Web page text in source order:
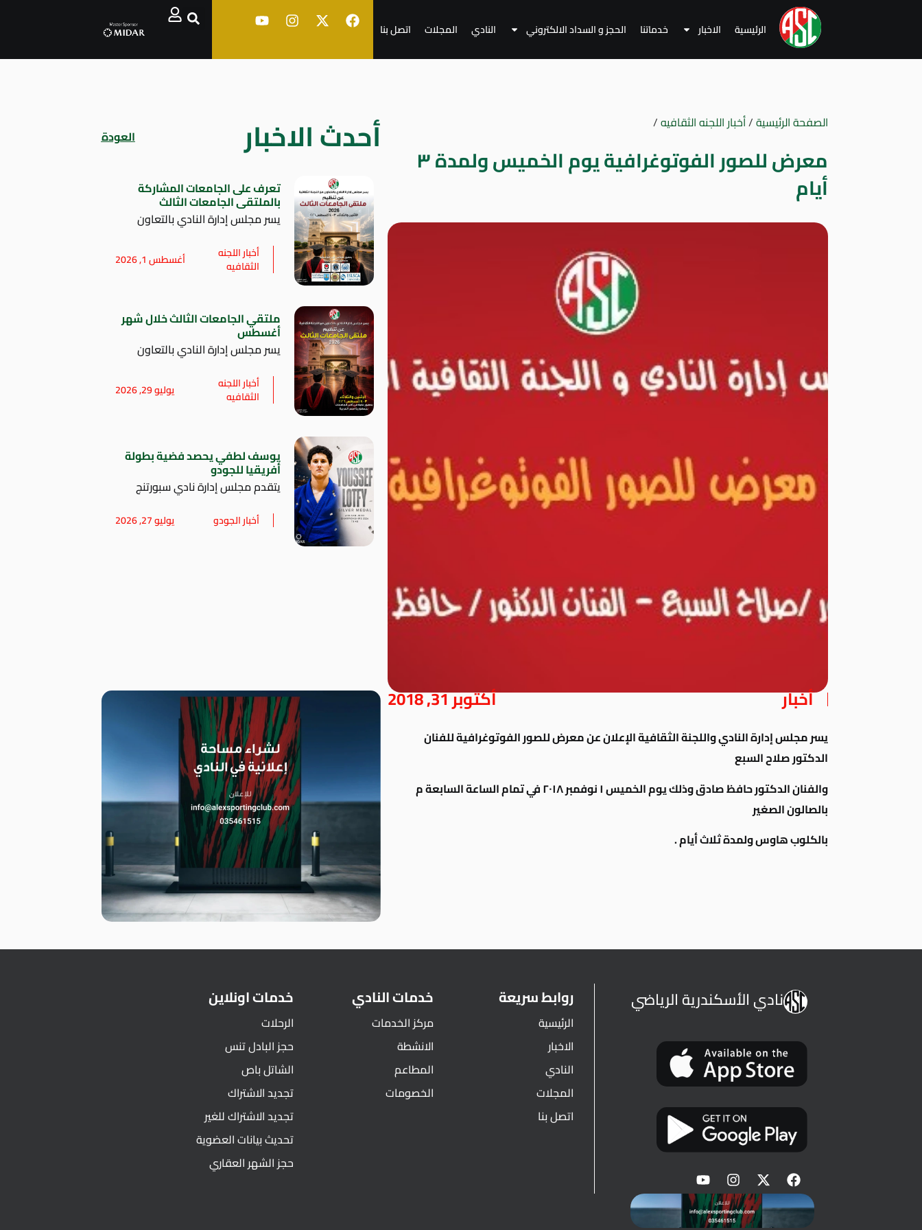
الرئيسية الاخبار خدماتنا الحجز و السداد الالكتروني النادي المجلات اتصل بنا
الصفحة الرئيسية/أخبار اللجنه الثقافيه/
معرض للصور الفوتوغرافية يوم الخميس ولمدة ٣
أيام
أخبار أكتوبر 31, 2018
يسر مجلس إدارة النادي واللجنة الثقافية الإعلان عن معرض للصور الفوتوغرافية للفنان
الدكتور صلاح السبع
والفنان الدكتور حافظ صادق وذلك يوم الخميس ١ نوفمبر ٢٠١٨ في تمام الساعة السابعة م
بالصالون الصغير
بالكلوب هاوس ولمدة ثلاث أيام .
أحدث الاخبار العودة
تعرف على الجامعات المشاركة
بالملتقى الجامعات الثالث
يسر مجلس إدارة النادي بالتعاون
أخبار اللجنه
الثقافيه أغسطس 1, 2026
ملتقي الجامعات الثالث خلال شهر
أغسطس
يسر مجلس إدارة النادي بالتعاون
أخبار اللجنه
الثقافيه يوليو 29, 2026
يوسف لطفي يحصد فضية بطولة
أفريقيا للجودو
يتقدم مجلس إدارة نادي سبورتنج
أخبار الجودو يوليو 27, 2026
نادي الأسكندرية الرياضي روابط سريعة
الرئيسية
الاخبار
النادي
المجلات
اتصل بنا
خدمات النادي
مركز الخدمات
الانشطة
المطاعم
الخصومات
خدمات اونلاين
الرحلات
حجز البادل تنس
الشاتل باص
تجديد الاشتراك
تجديد الاشتراك للغير
تحديث بيانات العضوية
حجز الشهر العقاري